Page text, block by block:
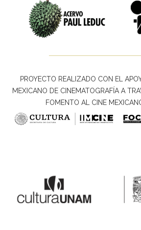
PROYECTO REALIZADO CON EL
MEXICANO DE CINEMATOGRAFÍA A
FOMENTO AL CINE